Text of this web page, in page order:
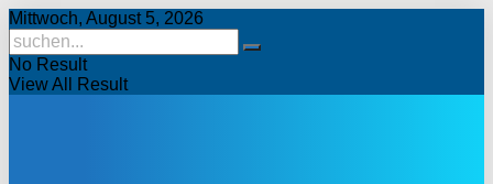
Mittwoch, August 5, 2026
No Result
View All Result